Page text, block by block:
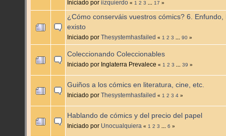
Iniciado por iizquierdo « 1 2 3 17 »
¿Cómo conserváis vuestros cómics? 6. Enfundo,
existo
Iniciado por Thesystemhasfailed « 1 2 3 90 »
Coleccionando Coleccionables
Iniciado por Inglaterra Prevalece « 1 2 3 39 »
Guiños a los cómics en literatura, cine, etc.
Iniciado por Thesystemhasfailed « 1 2 3 4 »
Hablando de cómics y del precio del papel
Iniciado por Unocualquiera « 1 2 3 6 »